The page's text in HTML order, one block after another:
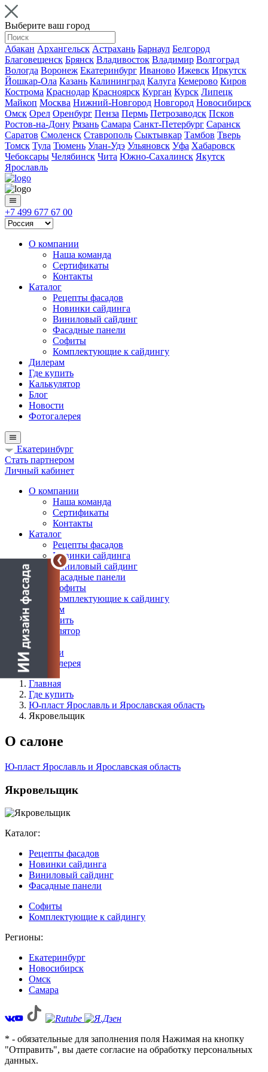
Выберите ваш город
Абакан Архангельск Астрахань Барнаул Белгород
Благовещенск Брянск Владивосток Владимир Волгоград
Вологда Воронеж Екатеринбург Иваново Ижевск Иркутск
Йошкар-Ола Казань Калининград Калуга Кемерово Киров
Кострома Краснодар Красноярск Курган Курск Липецк
Майкоп Москва Нижний-Новгород Новгород Новосибирск
Омск Орел Оренбург Пенза Пермь Петрозаводск Псков
Ростов-на-Дону Рязань Самара Санкт-Петербург Саранск
Саратов Смоленск Ставрополь Сыктывкар Тамбов Тверь
Томск Тула Тюмень Улан-Удэ Ульяновск Уфа Хабаровск
Чебоксары Челябинск Чита Южно-Сахалинск Якутск
Ярославль
+7 499 677 67 00
О компании
Наша команда
Сертификаты
Контакты
Каталог
Рецепты фасадов
Новинки сайдинга
Виниловый сайдинг
Фасадные панели
Софиты
Комплектующие к сайдингу
Дилерам
Где купить
Калькулятор
Блог
Новости
Фотогалерея
Екатеринбург
Стать партнером
Личный кабинет
О компании
Наша команда
Сертификаты
Контакты
Каталог
Рецепты фасадов
Новинки сайдинга
Виниловый сайдинг
Фасадные панели
Софиты
Комплектующие к сайдингу
Дилерам
Где купить
Калькулятор
Блог
Новости
Фотогалерея
Главная
Где купить
Ю-пласт Ярославль и Ярославская область
Якровельщик
О салоне
Ю-пласт Ярославль и Ярославская область
Якровельщик
Каталог:
Рецепты фасадов
Новинки сайдинга
Виниловый сайдинг
Фасадные панели
Софиты
Комплектующие к сайдингу
Регионы:
Екатеринбург
Новосибирск
Омск
Самара
* - обязательные для заполнения поля Нажимая на кнопку
"Отправить", вы даете согласие на обработку персональных
данных.